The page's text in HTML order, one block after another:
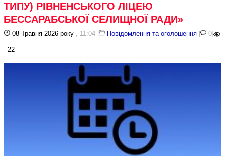
ТИПУ) РІВНЕНСЬКОГО ЛІЦЕЮ
БЕССАРАБСЬКОЇ СЕЛИЩНОЇ РАДИ»
08 Травня 2026 року , 11:04 | Повідомлення та оголошення | 0 |
22